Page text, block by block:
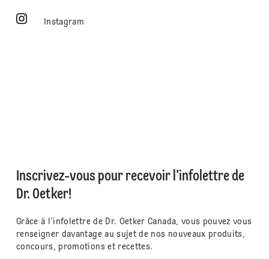
Instagram
Inscrivez-vous pour recevoir l’infolettre de
Dr. Oetker!
Grâce à l’infolettre de Dr. Oetker Canada, vous pouvez vous
renseigner davantage au sujet de nos nouveaux produits,
concours, promotions et recettes.